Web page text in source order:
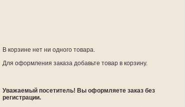
В корзине нет ни одного товара.
Для оформления заказа добавьте товар в корзину.
Уважаемый посетитель! Вы оформляете заказ без
регистрации.